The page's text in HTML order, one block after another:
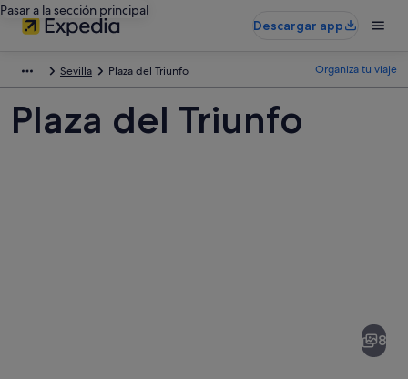
Pasar a la sección principal
Descargar app
Sevilla Plaza del Triunfo Organiza tu viaje
Plaza del Triunfo
8